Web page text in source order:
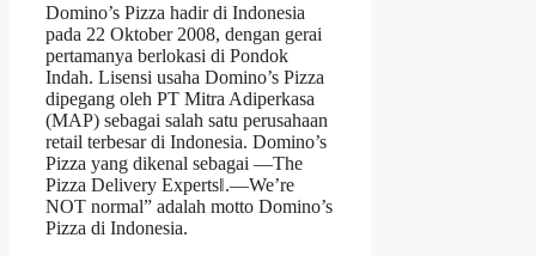
Domino’s Pizza hadir di Indonesia
pada 22 Oktober 2008, dengan gerai
pertamanya berlokasi di Pondok
Indah. Lisensi usaha Domino’s Pizza
dipegang oleh PT Mitra Adiperkasa
(MAP) sebagai salah satu perusahaan
retail terbesar di Indonesia. Domino’s
Pizza yang dikenal sebagai ―The
Pizza Delivery Experts‖.―We’re
NOT normal” adalah motto Domino’s
Pizza di Indonesia.